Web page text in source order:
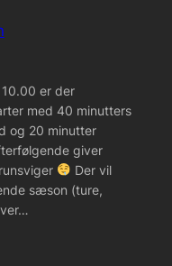
er der
med 40 minutters
og 20 minutter
giver
Der vil
sæson (ture,